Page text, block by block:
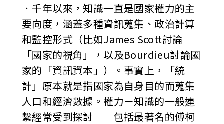
．千年以來，知識一直是國家權力的主
要向度，涵蓋多種資訊蒐集、政治計算
和監控形式（比如James Scott討論
「國家的視角」，以及Bourdieu討論國
家的「資訊資本」）。事實上，「統
計」原本就是指國家為自身目的而蒐集
人口和經濟數據。權力－知識的一般連
繫經常受到探討──包括最著名的傅柯